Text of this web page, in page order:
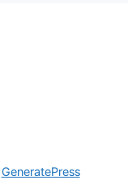
GeneratePress